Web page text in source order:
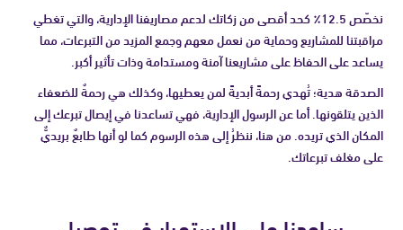
نخصّص 12.5٪ كحد أقصى من زكاتك لدعم مصاريفنا الإدارية، والتي تغطي
مراقبتنا للمشاريع وحماية من نعمل معهم وجمع المزيد من التبرعات، مما
يساعد على الحفاظ على مشاريعنا آمنة ومستدامة وذات تأثير أكبر.
الصدقة هدية؛ تُهدي رحمةً أبديةً لمن يعطيها، وكذلك هي رحمةٌ للضعفاء
الذين يتلقونها. أما عن الرسول الإدارية، فهي تساعدنا في إيصال تبرعك إلى
المكان الذي تريده. من هنا، ننظرُ إلى هذه الرسوم كما لو أنها طابعٌ بريديٌّ
على مغلف تبرعاتك.